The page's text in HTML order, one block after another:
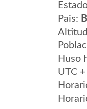
Pais:
Huso
UTC